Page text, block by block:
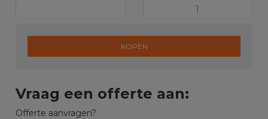
KOPEN
Vraag een offerte aan:
Offerte aanvragen?